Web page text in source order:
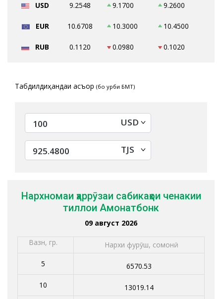
USD 9.2548 9.1700 9.2600
EUR 10.6708 10.3000 10.4500
RUB 0.1120 0.0980 0.1020
Табдилдиҳандаи асъор (бо қурби БМТ)
USD
TJS
Нархномаи ҳаррӯзаи сабикаҳои ченакии
тиллои Амонатбонк
09 август 2026
Вазн, гр.
Нархи фурӯш, сомонӣ
5
6570.53
10
13019.14